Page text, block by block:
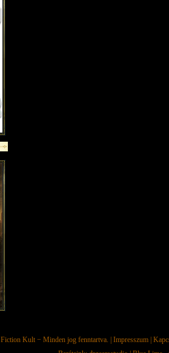
Fiction Kult − Minden jog fenntartva. | Impresszum